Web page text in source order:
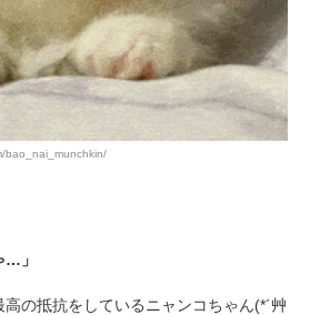
bao_nai_munchkin/
…」
の抵抗をしているニャンコちゃん(*´艸